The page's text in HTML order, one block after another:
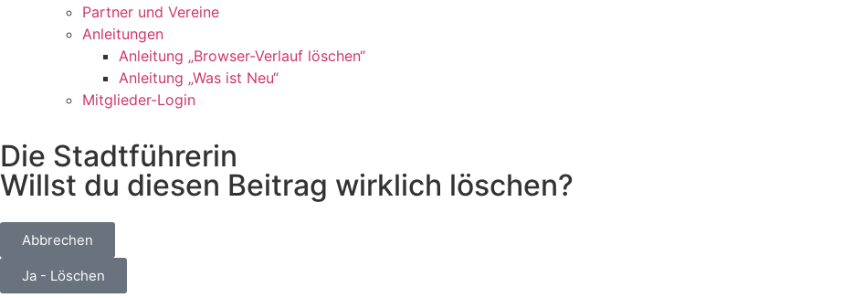
Partner und Vereine
Anleitungen
Anleitung „Browser-Verlauf löschen“
Anleitung „Was ist Neu“
Mitglieder-Login
Die Stadtführerin
Willst du diesen Beitrag wirklich löschen?
Abbrechen
Ja - Löschen